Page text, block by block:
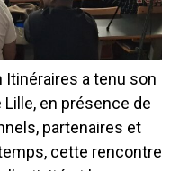
Itinéraires a tenu son
Lille, en présence de
partenaires et
cette rencontre